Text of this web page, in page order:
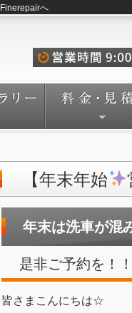
へ
【年末年始
年末は洗車が混
是非ご予約を！！
皆さまこんにちは☆